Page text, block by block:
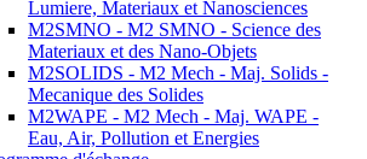
Lumiere, Materiaux et Nanosciences
M2SMNO - M2 SMNO - Science des
Materiaux et des Nano-Objets
M2SOLIDS - M2 Mech - Maj. Solids -
Mecanique des Solides
M2WAPE - M2 Mech - Maj. WAPE -
Eau, Air, Pollution et Energies